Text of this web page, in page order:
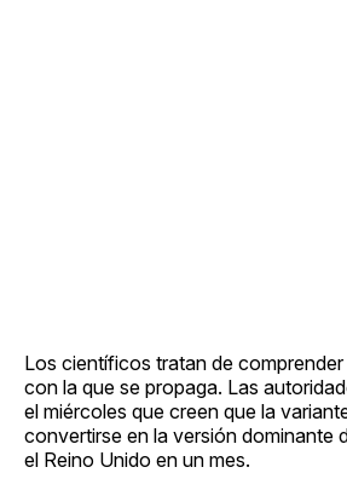
Los científicos tratan de
con la que se propaga. Las
el miércoles que creen que la
convertirse en la versión dominante
el Reino Unido en un mes.